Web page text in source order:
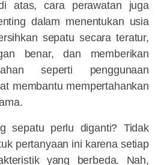
atas, cara perawatan juga
dalam menentukan usia
sepatu secara teratur,
benar, dan memberikan
seperti penggunaan
membantu mempertahankan
sepatu perlu diganti? Tidak
pertanyaan ini karena setiap
yang berbeda. Nah,